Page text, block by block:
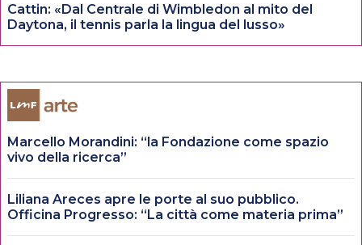
Cattin: «Dal Centrale di Wimbledon al mito del
Daytona, il tennis parla la lingua del lusso»
Marcello Morandini: “la Fondazione come spazio
vivo della ricerca”
Liliana Areces apre le porte al suo pubblico.
Officina Progresso: “La città come materia prima”